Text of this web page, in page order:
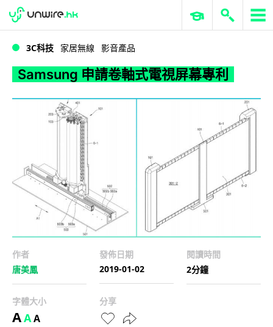
Samsung 申請卷軸式電視屏幕專利
WWDC 2026 ERP 與商業 AI
3C科技 家居無線 影音產品
Samsung 申請卷軸式電視屏幕專利
作者
唐美鳳
發佈日期
2019-01-02
閱讀時間
2分鐘
字體大小
AAA
分享